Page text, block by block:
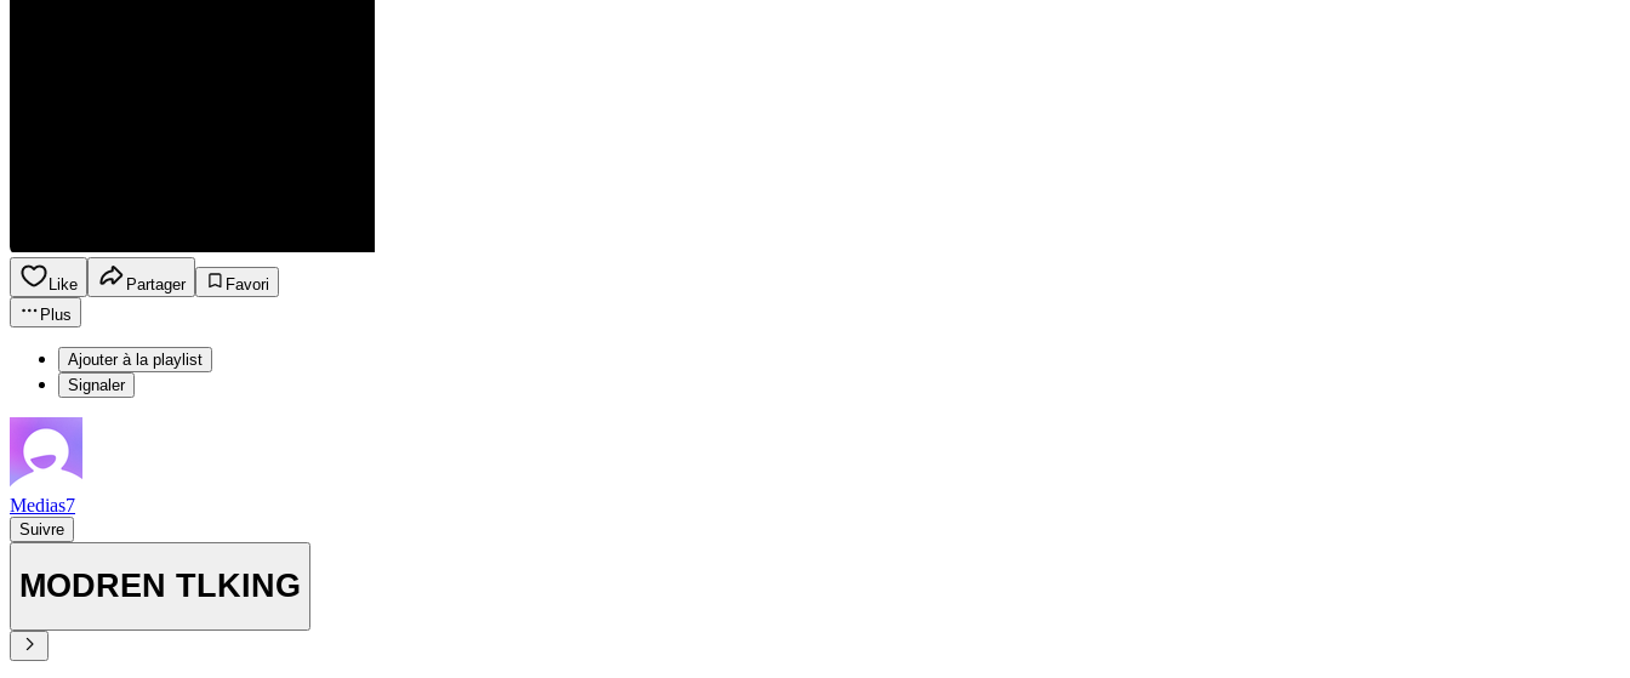
Like Partager
Favori
Plus
Ajouter à la playlist
Signaler
Medias7
Suivre
MODREN TLKING